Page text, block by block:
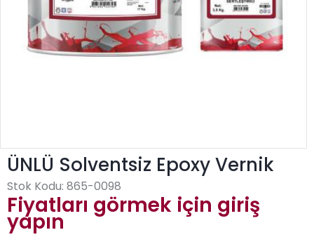
ÜNLÜ Solventsiz Epoxy Vernik
Stok Kodu: 865-0098
Fiyatları görmek için giriş
yapın